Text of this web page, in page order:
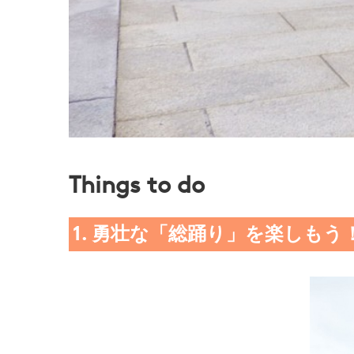
Things to do
1. 勇壮な「総踊り」を楽しもう